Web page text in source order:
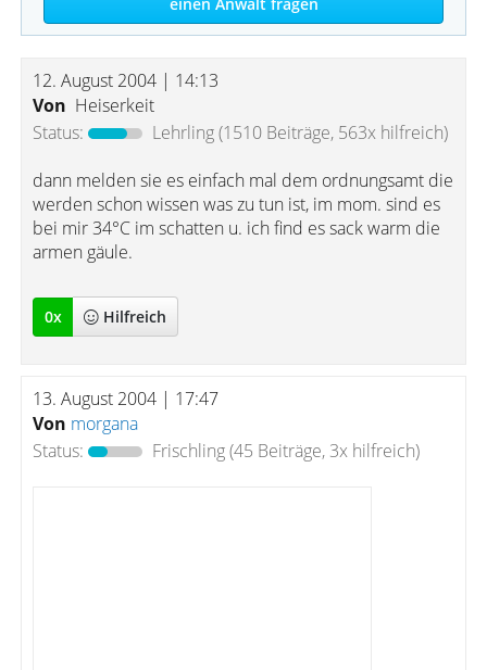
12. August 2004 | 14:13
Von Heiserkeit
Status:
Lehrling(1510 Beiträge, 563x hilfreich)
dann melden sie es einfach mal dem ordnungsamt die
werden schon wissen was zu tun ist, im mom. sind es
bei mir 34°C im schatten u. ich find es sack warm die
armen gäule.
0x Hilfreich
13. August 2004 | 17:47
Von morgana
Status:
Frischling(45 Beiträge, 3x hilfreich)